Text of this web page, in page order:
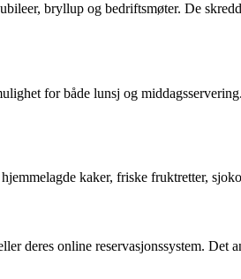
bryllup og bedriftsmøter. De
for både lunsj og
kaker, friske fruktretter,
deres online reservasjonssystem. Det